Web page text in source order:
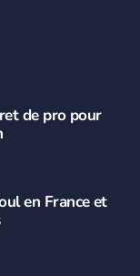
de pro pour
en France et